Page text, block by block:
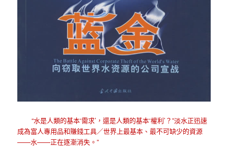
“水是人類的基本‘需求’，還是人類的基本‘權利’？”淡水正迅速
成為富人專用品和賺錢工具／世界上最基本、最不可缺少的資源
——水——正在逐漸消失。”